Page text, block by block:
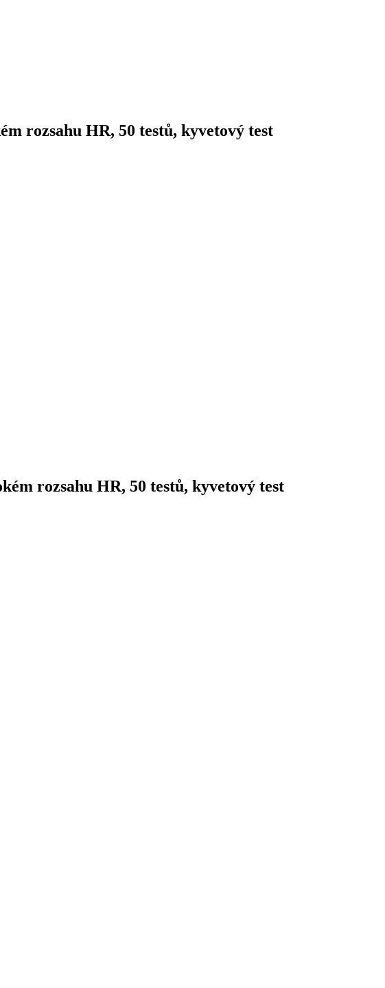
rozsahu HR, 50 testů, kyvetový test
rozsahu HR, 50 testů, kyvetový test